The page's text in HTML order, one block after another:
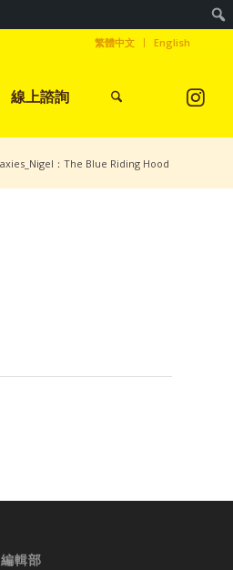
繁體中文 English
線上諮詢
：The Blue Riding Hood
輯部